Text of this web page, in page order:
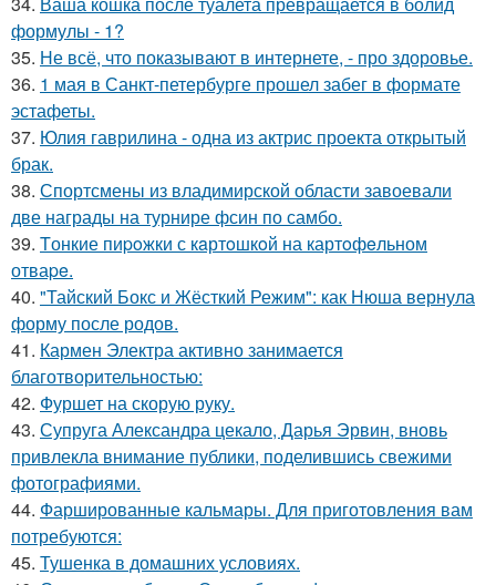
формулы - 1?
35. Не всё, что показывают в интернете, - про здоровье.
36. 1 мая в Санкт-петербурге прошел забег в формате
эстафеты.
37. Юлия гаврилина - одна из актрис проекта открытый
брак.
38. Спортсмены из владимирской области завоевали
две награды на турнире фсин по самбо.
39. Tонкие пиpoжки с кaртoшкoй на картoфeльном
отваpe.
40. "Тайский Бокс и Жёсткий Режим": как Нюша вернула
форму после родов.
41. Кармен Электра активно занимается
благотворительностью:
42. Фуршет на скорую руку.
43. Супруга Александра цекало, Дарья Эрвин, вновь
привлекла внимание публики, поделившись свежими
фотографиями.
44. Фаршированные кальмары. Для приготовления вам
потребуются:
45. Тушенка в домашних условиях.